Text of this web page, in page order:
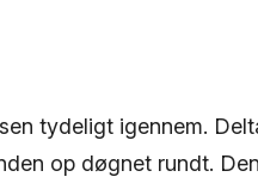
tydeligt igennem.
op døgnet rundt.